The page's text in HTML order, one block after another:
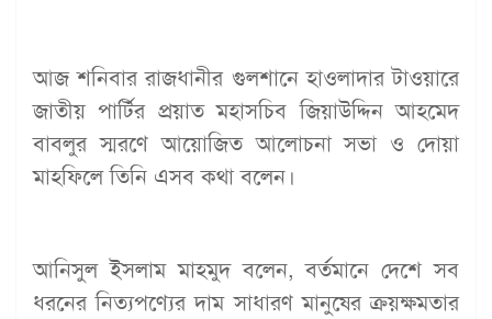
আজ শনিবার রাজধানীর গুলশানে হাওলাদার টাওয়ারে
জাতীয় পার্টির প্রয়াত মহাসচিব জিয়াউদ্দিন আহমেদ
বাবলুর স্মরণে আয়োজিত আলোচনা সভা ও দোয়া
মাহফিলে তিনি এসব কথা বলেন।
আনিসুল ইসলাম মাহমুদ বলেন, বর্তমানে দেশে সব
ধরনের নিত্যপণ্যের দাম সাধারণ মানুষের ক্রয়ক্ষমতার